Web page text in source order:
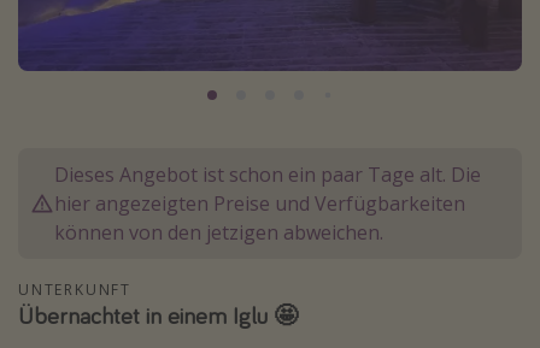
Normandie Urlaub
Goa Urlaub
Krabi Urlaub
Tulum Urlaub
Japan Rundreise
Dieses Angebot ist schon ein paar Tage alt. Die
hier angezeigten Preise und Verfügbarkeiten
können von den jetzigen abweichen.
UNTERKUNFT
Übernachtet in einem Iglu 🤩